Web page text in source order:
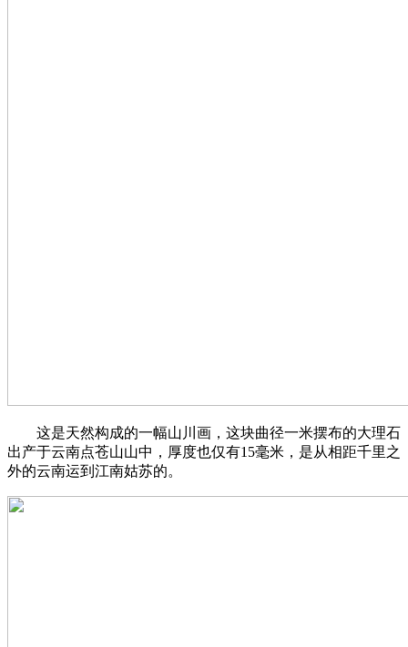
这是天然构成的一幅山川画，这块曲径一米摆布的大理石
出产于云南点苍山山中，厚度也仅有15毫米，是从相距千里之
外的云南运到江南姑苏的。